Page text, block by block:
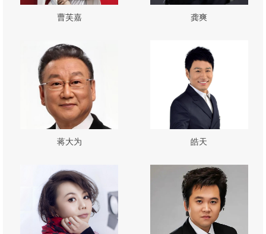
曹芙嘉 龚爽
蒋大为 皓天